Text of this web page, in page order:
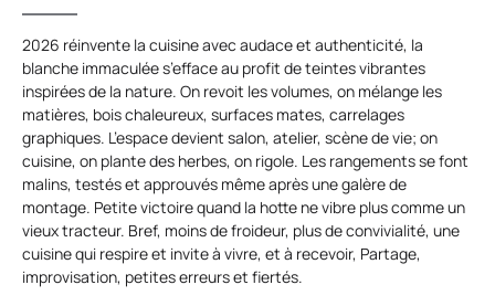
2026 réinvente la cuisine avec audace et authenticité, la
blanche immaculée s’efface au profit de teintes vibrantes
inspirées de la nature. On revoit les volumes, on mélange les
matières, bois chaleureux, surfaces mates, carrelages
graphiques. L’espace devient salon, atelier, scène de vie; on
cuisine, on plante des herbes, on rigole. Les rangements se font
malins, testés et approuvés même après une galère de
montage. Petite victoire quand la hotte ne vibre plus comme un
vieux tracteur. Bref, moins de froideur, plus de convivialité, une
cuisine qui respire et invite à vivre, et à recevoir, Partage,
improvisation, petites erreurs et fiertés.